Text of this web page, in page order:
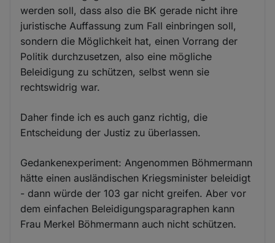
werden soll, dass also die BK gerade nicht ihre
juristische Auffassung zum Fall einbringen soll,
sondern die Möglichkeit hat, einen Vorrang der
Politik durchzusetzen, also eine mögliche
Beleidigung zu schützen, selbst wenn sie
rechtswidrig war.
Daher finde ich es auch ganz richtig, die
Entscheidung der Justiz zu überlassen.
Gedankenexperiment: Angenommen Böhmermann
hätte einen ausländischen Kriegsminister beleidigt
- dann würde der 103 gar nicht greifen. Aber vor
dem einfachen Beleidigungsparagraphen kann
Frau Merkel Böhmermann auch nicht schützen.